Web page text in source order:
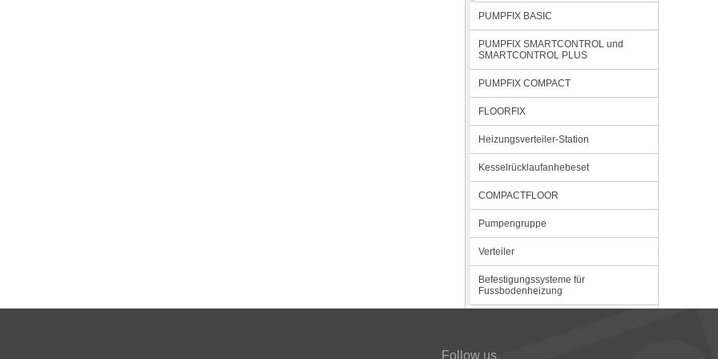
PUMPFIX BASIC
PUMPFIX SMARTCONTROL und
SMARTCONTROL PLUS
PUMPFIX COMPACT
FLOORFIX
Heizungsverteiler-Station
Kesselrücklaufanhebeset
COMPACTFLOOR
Pumpengruppe
Verteiler
Befestigungssysteme für
Fussbodenheizung
Follow us